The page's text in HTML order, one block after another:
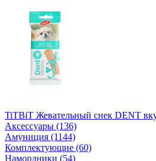
TiTBiT Жевательный снек DENT
Аксессуары (136)
Амуниция (1144)
Комплектующие (60)
Намордники (54)